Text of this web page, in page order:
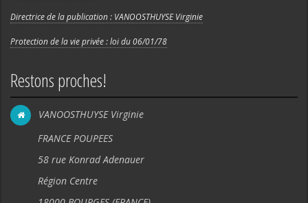
Directrice de la publication : VANOOSTHUYSE Virginie
Protection de la vie privée : loi du 06/01/78
Restons proches!
VANOOSTHUYSE Virginie
FRANCE POUPEES
58 rue Konrad Adenauer
Région Centre